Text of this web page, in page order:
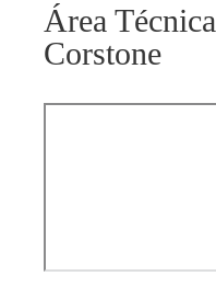
Área Técnica
Corstone